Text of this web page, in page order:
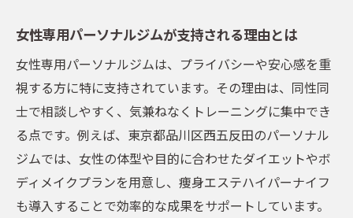
パーソナルジムで身につく健康的な生活習
五反田のパーソナルジムで始める新しい習
継続できるトレーニング習慣の作り方を伝
授
健康増進を目指すジム活用法とアドバイス
パーソナルジムで得られる生活の変化とは
女性専用パーソナルジムが支持される理由とは
女性専用パーソナルジムは、プライバシーや安心感を重
視する方に特に支持されています。その理由は、同性同
士で相談しやすく、気兼ねなくトレーニングに集中でき
る点です。例えば、東京都品川区西五反田のパーソナル
ジムでは、女性の体型や目的に合わせたダイエットやボ
ディメイクプランを用意し、痩身エステハイパーナイフ
も導入することで効率的な成果をサポートしています。